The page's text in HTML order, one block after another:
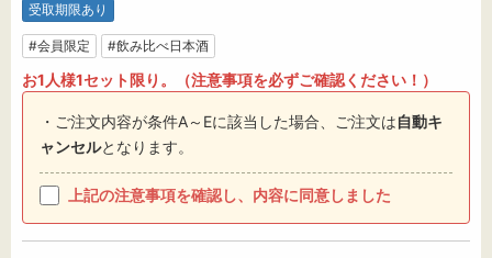
受取期限あり
#会員限定 #飲み比べ日本酒
お1人様1セット限り。（注意事項を必ずご確認ください！）
・ご注文内容が条件A～Eに該当した場合、ご注文は自動キ
ャンセルとなります。
上記の注意事項を確認し、内容に同意しました